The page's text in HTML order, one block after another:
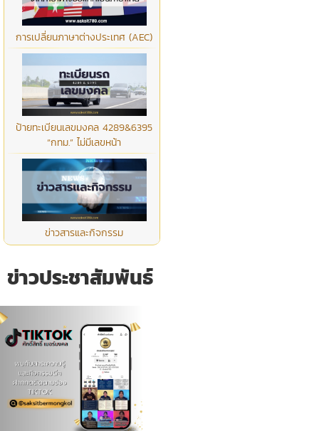
การเปลี่ยนภาษาต่างประเทศ (AEC)
ป้ายทะเบียนเลขมงคล 4289&6395
“กทม.” ไม่มีเลขหน้า
ข่าวสารและกิจกรรม
ข่าวประชาสัมพันธ์